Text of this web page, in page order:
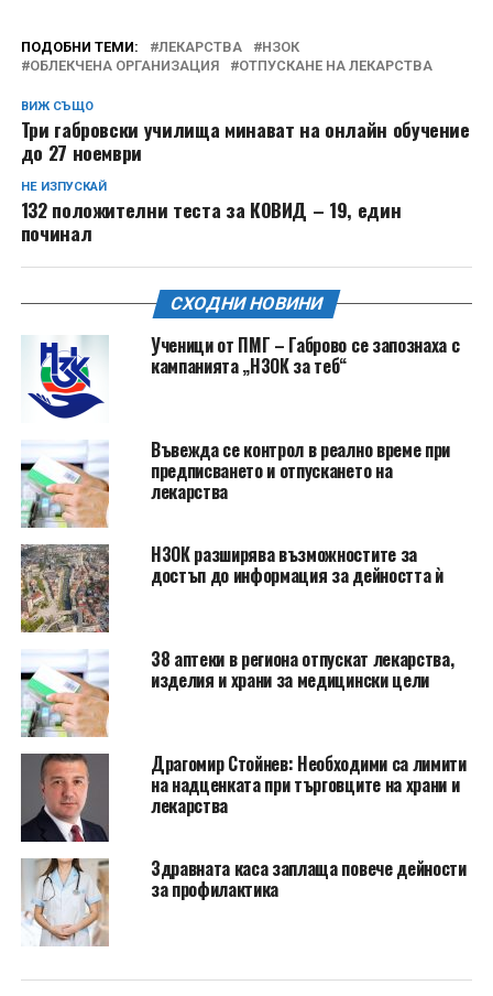
ПОДОБНИ ТЕМИ: ЛЕКАРСТВА
НЗОК
ОБЛЕКЧЕНА ОРГАНИЗАЦИЯ
ОТПУСКАНЕ НА ЛЕКАРСТВА
ВИЖ СЪЩО
Три габровски училища минават на онлайн обучение
до 27 ноември
НЕ ИЗПУСКАЙ
132 положителни теста за КОВИД – 19, един
починал
СХОДНИ НОВИНИ
Ученици от ПМГ – Габрово се запознаха с
кампанията „НЗОК за теб“
Въвежда се контрол в реално време при
предписването и отпускането на
лекарства
НЗОК разширява възможностите за
достъп до информация за дейността ѝ
38 аптеки в региона отпускат лекарства,
изделия и храни за медицински цели
Драгомир Стойнев: Необходими са лимити
на надценката при търговците на храни и
лекарства
Здравната каса заплаща повече дейности
за профилактика